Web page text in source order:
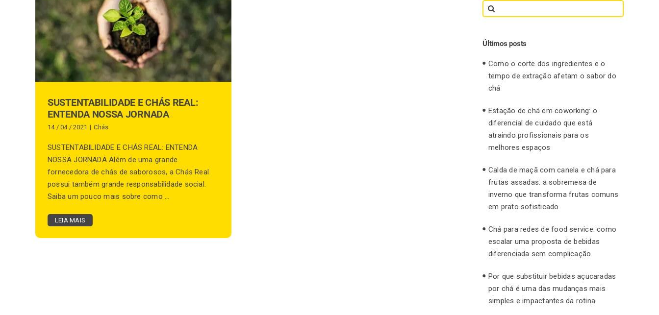
SUSTENTABILIDADE E CHÁS REAL:
ENTENDA NOSSA JORNADA
14 / 04 / 2021 | Chás
SUSTENTABILIDADE E CHÁS REAL: ENTENDA
NOSSA JORNADA Além de uma grande
fornecedora de chás de saborosos, a Chás Real
possui também grande responsabilidade social.
Saiba um pouco mais sobre como ...
LEIA MAIS
Search
for:
Últimos posts
Como o corte dos ingredientes e o
tempo de extração afetam o sabor do
chá
Estação de chá em coworking: o
diferencial de cuidado que está
atraindo profissionais para os
melhores espaços
Calda de maçã com canela e chá para
frutas assadas: a sobremesa de
inverno que transforma frutas comuns
em prato sofisticado
Chá para redes de food service: como
escalar uma proposta de bebidas
diferenciada sem complicação
Por que substituir bebidas açucaradas
por chá é uma das mudanças mais
simples e impactantes da rotina